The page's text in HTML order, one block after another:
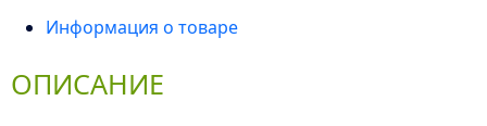
Информация о товаре
ОПИСАНИЕ